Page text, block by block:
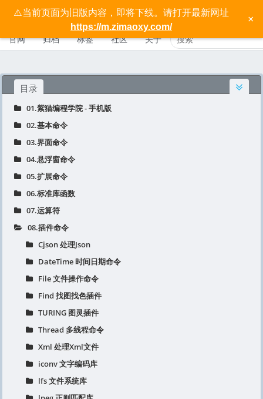
⚠️当前页面为旧版内容，即将下线。请打开最新网址
https://m.zimaoxy.com/
×
按键精灵手机版宝典 - 紫猫学院
官网 归档 标签 社区 关于
目录
01.紫猫编程学院 - 手机版
02.基本命令
03.界面命令
04.悬浮窗命令
05.扩展命令
06.标准库函数
07.运算符
08.插件命令
Cjson 处理Json
DateTime 时间日期命令
File 文件操作命令
Find 找图找色插件
TURING 图灵插件
Thread 多线程命令
Xml 处理Xml文件
iconv 文字编码库
lfs 文件系统库